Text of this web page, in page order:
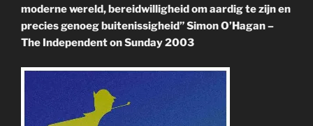
moderne wereld, bereidwilligheid om aardig te zijn en
precies genoeg buitenissigheid” Simon O’Hagan –
The Independent on Sunday 2003